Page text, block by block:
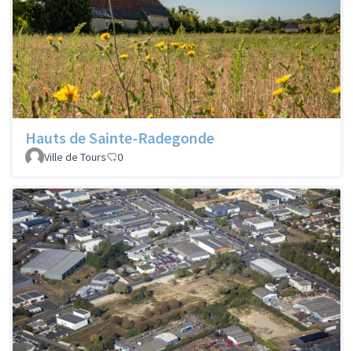
Hauts de Sainte-Radegonde
Ville de Tours 0